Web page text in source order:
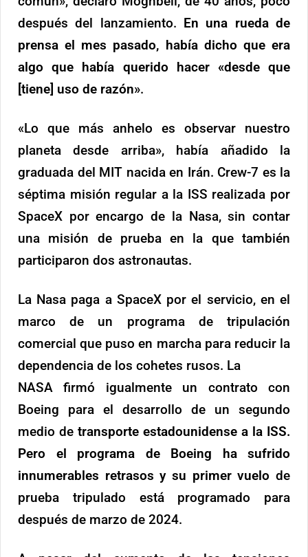
después del lanzamiento. En una rueda de
prensa el mes pasado, había dicho que era
algo que había querido hacer «desde que
[tiene] uso de razón».
«Lo que más anhelo es observar nuestro
planeta desde arriba», había añadido la
graduada del MIT nacida en Irán. Crew-7 es la
séptima misión regular a la ISS realizada por
SpaceX por encargo de la Nasa, sin contar
una misión de prueba en la que también
participaron dos astronautas.
La Nasa paga a SpaceX por el servicio, en el
marco de un programa de tripulación
comercial que puso en marcha para reducir la
dependencia de los cohetes rusos. La
NASA firmó igualmente un contrato con
Boeing para el desarrollo de un segundo
medio de transporte estadounidense a la ISS.
Pero el programa de Boeing ha sufrido
innumerables retrasos y su primer vuelo de
prueba tripulado está programado para
después de marzo de 2024.